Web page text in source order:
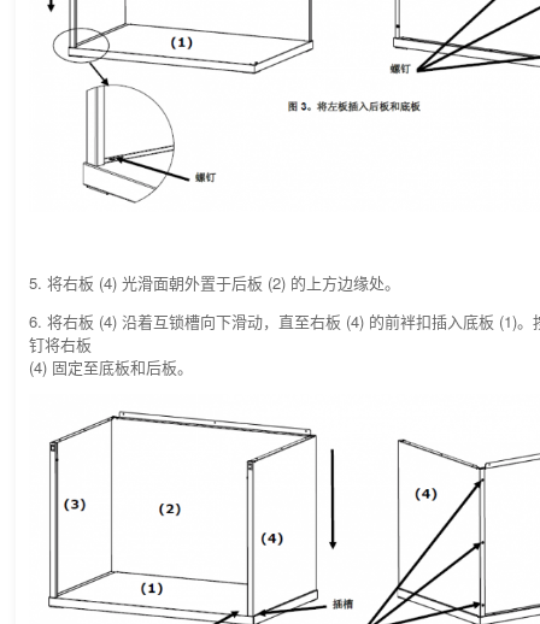
5. 将右板 (4) 光滑面朝外置于后板 (2) 的上方边缘处。
6. 将右板 (4) 沿着互锁槽向下滑动，直至右板 (4) 的前袢扣插入底板 (1)
钉将右板
(4) 固定至底板和后板。